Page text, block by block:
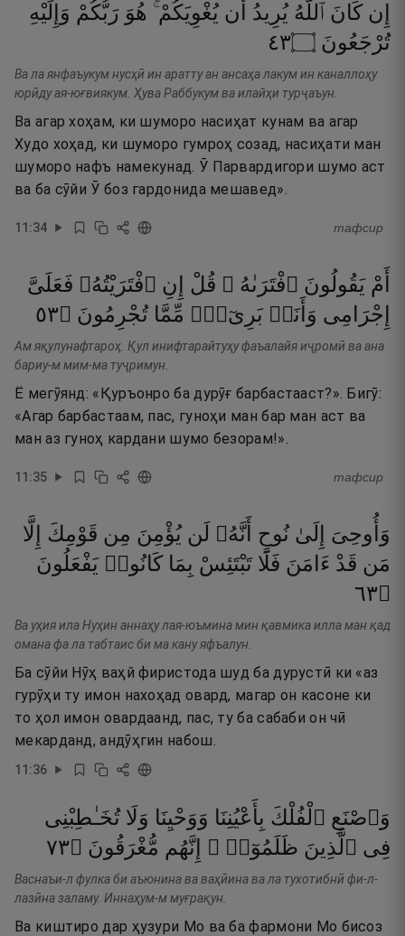
إِن كَانَ ٱللَّهُ يُرِيدُ أَن يُغْوِيَكُمْ ۚ هُوَ رَبُّكُمْ وَإِلَيْهِ
تُرْجَعُونَ ۝٣٤
Ва ла янфаъукум нусҳӣ ин аратту ан ансаҳа лакум ин каналлоҳу
юрӣду ая-юғвиякум. Ҳува Раббукум ва илайҳи турҷаъун.
Ва агар хоҳам, ки шуморо насиҳат кунам ва агар
Худо хоҳад, ки шуморо гумроҳ созад, насиҳати ман
шуморо нафъ намекунад. Ӯ Парвардигори шумо аст
ва ба сӯйи Ӯ боз гардонида мешавед».
11:34 тафсир
أَمْ يَقُولُونَ ٱفْتَرَىٰهُ ۖ قُلْ إِنِ ٱفْتَرَيْتُهُۥ فَعَلَىَّ
إِجْرَامِى وَأَنَا۠ بَرِىٓءٌۭ مِّمَّا تُجْرِمُونَ ۝٣٥
Ам яқулунафтароҳ. Қул инифтарайтуҳу фаъалайя иҷромӣ ва ана
бариу-м мим-ма туҷримун.
Ё мегӯянд: «Қуръонро ба дурӯғ барбастааст?». Бигӯ:
«Агар барбастаам, пас, гуноҳи ман бар ман аст ва
ман аз гуноҳ кардани шумо безорам!».
11:35 тафсир
وَأُوحِىَ إِلَىٰ نُوحٍ أَنَّهُۥ لَن يُؤْمِنَ مِن قَوْمِكَ
إِلَّا
مَن قَدْ ءَامَنَ فَلَا تَبْتَئِسْ بِمَا كَانُوا۟ يَفْعَلُونَ
۝٣٦
Ва уҳия ила Нуҳин аннаҳу лая-юъмина мин қавмика илла ман қад
омана фа ла табтаис би ма кану яфъалун.
Ба сӯйи Нӯҳ ваҳй фиристода шуд ба дурустӣ ки «аз
гурӯҳи ту имон нахоҳад овард, магар он касоне ки
то ҳол имон овардаанд, пас, ту ба сабаби он чӣ
мекарданд, андӯҳгин набош.
11:36
وَٱصْنَعِ ٱلْفُلْكَ بِأَعْيُنِنَا وَوَحْيِنَا وَلَا تُخَـٰطِبْنِى
فِى ٱلَّذِينَ ظَلَمُوٓا۟ ۚ إِنَّهُم مُّغْرَقُونَ ۝٣٧
Васнаъи-л фулка би аъюнина ва ваҳӣина ва ла тухотибнӣ фи-л-
лазӣна заламу. Иннаҳум-м муғрақун.
Ва киштиро дар ҳузури Мо ва ба фармони Мо бисоз